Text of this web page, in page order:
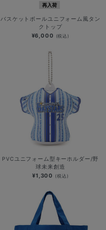
再入荷
バスケットボールユニフォーム風タン
クトップ
¥6,000 (税込)
PVCユニフォーム型キーホルダー/野
球未来創造
¥1,300 (税込)